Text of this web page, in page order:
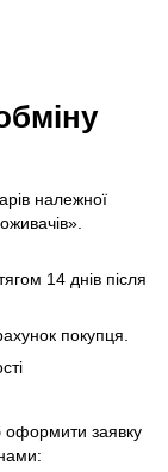
належної
14 днів після
покупця.
заявку